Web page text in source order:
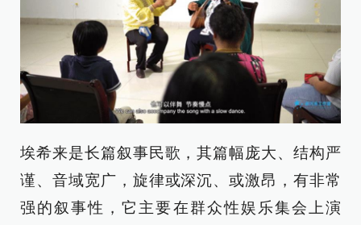
埃希来是长篇叙事民歌，其篇幅庞大、结构严
谨、音域宽广，旋律或深沉、或激昂，有非常
强的叙事性，它主要在群众性娱乐集会上演